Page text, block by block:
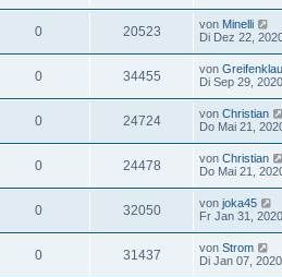
0 20523 von Minelli
Di Dez 22,
0 34455 von Greifenklau
Di Sep 29,
0 24724 von Christian
Do Mai 21,
0 24478 von Christian
Do Mai 21,
0 32050 von joka45
Fr Jan 31,
0 31437 von Strom
Di Jan 07,